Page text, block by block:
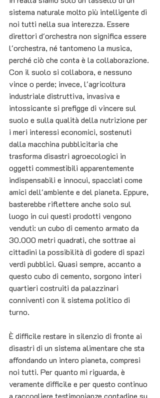
sistema naturale molto più intelligente di
noi tutti nella sua interezza. Essere
direttori d'orchestra non significa essere
l'orchestra, né tantomeno la musica,
perché ciò che conta è la collaborazione.
Con il suolo si collabora, e nessuno
vince o perde; invece, l'agricoltura
industriale distruttiva, invasiva e
intossicante si prefigge di vincere sul
suolo e sulla qualità della nutrizione per
i meri interessi economici, sostenuti
dalla macchina pubblicitaria che
trasforma disastri agroecologici in
oggetti commestibili apparentemente
indispensabili e innocui, spacciati come
amici dell'ambiente e del pianeta. Eppure,
basterebbe riflettere anche solo sul
luogo in cui questi prodotti vengono
venduti: un cubo di cemento armato da
30.000 metri quadrati, che sottrae ai
cittadini la possibilità di godere di spazi
verdi pubblici. Quasi sempre, accanto a
questo cubo di cemento, sorgono interi
quartieri costruiti da palazzinari
conniventi con il sistema politico di
turno.
È difficile restare in silenzio di fronte ai
disastri di un sistema alimentare che sta
affondando un intero pianeta, compresi
noi tutti. Per quanto mi riguarda, è
veramente difficile e per questo continuo
a raccogliere testimonianze contadine su